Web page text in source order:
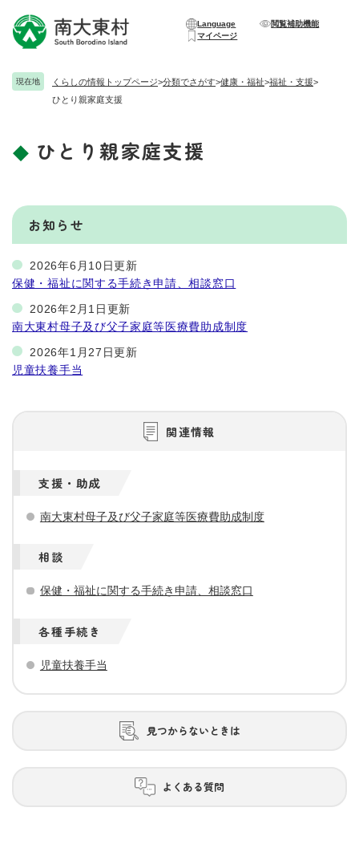
Language
閲覧補助機能
マイページ
現在地 くらしの情報トップページ>分類でさがす>健康・福祉>福祉・支援>
ひとり親家庭支援
本
文
ひとり親家庭支援
お知らせ
2026年6月10日更新
保健・福祉に関する手続き申請、相談窓口
2026年2月1日更新
南大東村母子及び父子家庭等医療費助成制度
2026年1月27日更新
児童扶養手当
関連情報
支援・助成
南大東村母子及び父子家庭等医療費助成制度
相談
保健・福祉に関する手続き申請、相談窓口
各種手続き
児童扶養手当
見つからないときは
よくある質問